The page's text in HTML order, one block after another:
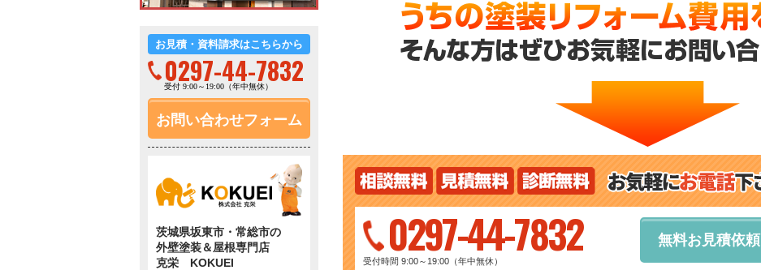
0297-44-7832
受付時間 9:00～19:00（年中無休）
無料お見積依頼
お見積・資料請求はこちらから
0297-44-7832
受付 9:00～19:00（年中無休）
お問い合わせフォーム
茨城県坂東市・常総市の
外壁塗装＆屋根専門店
克栄 KOKUEI